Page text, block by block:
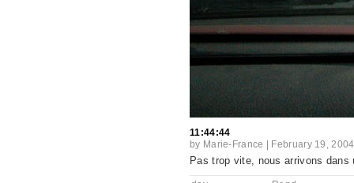
11:44:44
by Marie-France February 19, 2004
Pas trop vite, nous arrivons dans